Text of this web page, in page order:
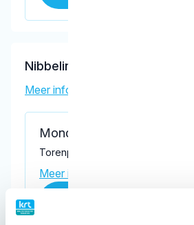
Nibbelink, X.J.W.
Meer informatie tandarts
Mondiaal
Torenplein 14, Oosterland 4307 AB
Meer informatie praktijk